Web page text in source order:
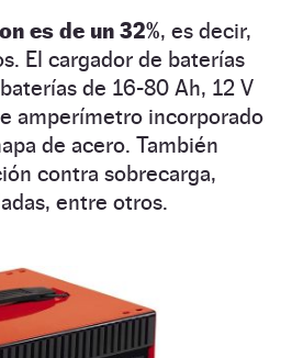
es de un 32%, es decir,
El cargador de baterías
de 16-80 Ah, 12 V
amperímetro incorporado
de acero. También
contra sobrecarga,
entre otros.